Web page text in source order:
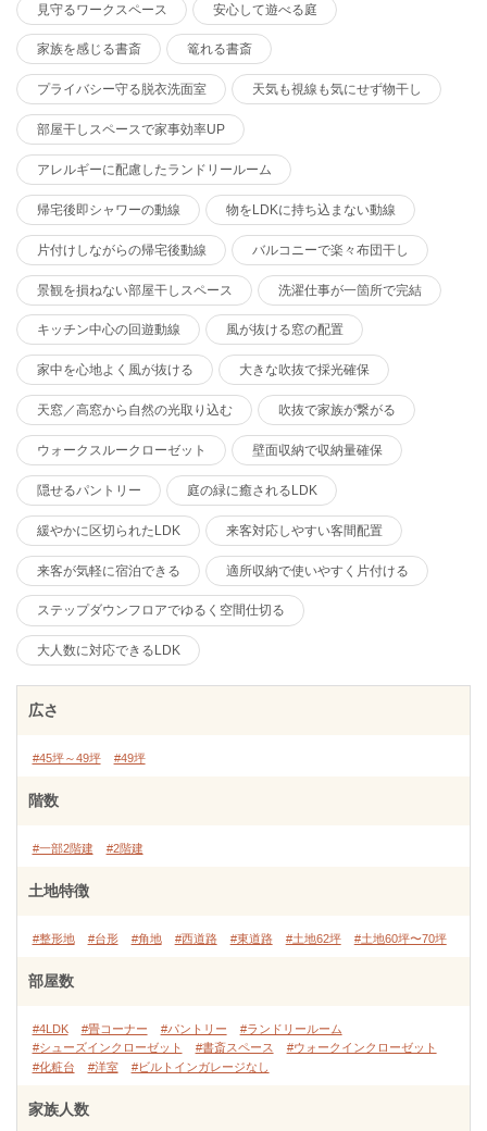
見守るワークスペース 安心して遊べる庭
家族を感じる書斎 篭れる書斎
プライバシー守る脱衣洗面室 天気も視線も気にせず物干し
部屋干しスペースで家事効率UP
アレルギーに配慮したランドリールーム
帰宅後即シャワーの動線 物をLDKに持ち込まない動線
片付けしながらの帰宅後動線 バルコニーで楽々布団干し
景観を損ねない部屋干しスペース 洗濯仕事が一箇所で完結
キッチン中心の回遊動線 風が抜ける窓の配置
家中を心地よく風が抜ける 大きな吹抜で採光確保
天窓／高窓から自然の光取り込む 吹抜で家族が繋がる
ウォークスルークローゼット 壁面収納で収納量確保
隠せるパントリー 庭の緑に癒されるLDK
緩やかに区切られたLDK 来客対応しやすい客間配置
来客が気軽に宿泊できる 適所収納で使いやすく片付ける
ステップダウンフロアでゆるく空間仕切る
大人数に対応できるLDK
広さ
#45坪～49坪 #49坪
階数
#一部2階建 #2階建
土地特徴
#整形地 #台形 #角地 #西道路 #東道路 #土地62坪 #土地60坪〜70坪
部屋数
#4LDK #畳コーナー #パントリー
#ランドリールーム
#シューズインクローゼット
#書斎スペース
#ウォークインクローゼット
#化粧台
#洋室 #ビルトインガレージなし
家族人数